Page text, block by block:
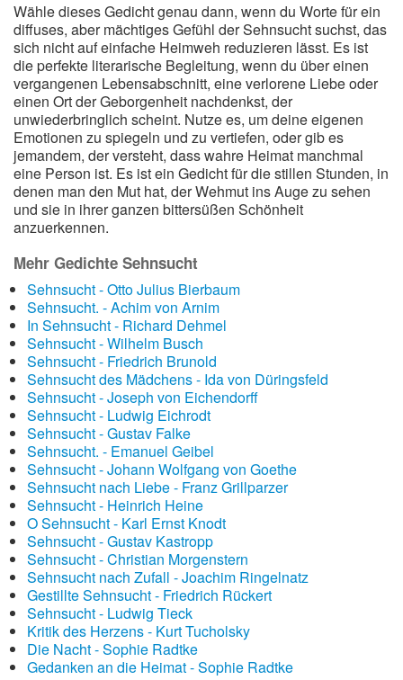
Wähle dieses Gedicht genau dann, wenn du Worte für ein
diffuses, aber mächtiges Gefühl der Sehnsucht suchst, das
sich nicht auf einfache Heimweh reduzieren lässt. Es ist
die perfekte literarische Begleitung, wenn du über einen
vergangenen Lebensabschnitt, eine verlorene Liebe oder
einen Ort der Geborgenheit nachdenkst, der
unwiederbringlich scheint. Nutze es, um deine eigenen
Emotionen zu spiegeln und zu vertiefen, oder gib es
jemandem, der versteht, dass wahre Heimat manchmal
eine Person ist. Es ist ein Gedicht für die stillen Stunden, in
denen man den Mut hat, der Wehmut ins Auge zu sehen
und sie in ihrer ganzen bittersüßen Schönheit
anzuerkennen.
Mehr Gedichte Sehnsucht
Sehnsucht - Otto Julius Bierbaum
Sehnsucht. - Achim von Arnim
In Sehnsucht - Richard Dehmel
Sehnsucht - Wilhelm Busch
Sehnsucht - Friedrich Brunold
Sehnsucht des Mädchens - Ida von Düringsfeld
Sehnsucht - Joseph von Eichendorff
Sehnsucht - Ludwig Eichrodt
Sehnsucht - Gustav Falke
Sehnsucht. - Emanuel Geibel
Sehnsucht - Johann Wolfgang von Goethe
Sehnsucht nach Liebe - Franz Grillparzer
Sehnsucht - Heinrich Heine
O Sehnsucht - Karl Ernst Knodt
Sehnsucht - Gustav Kastropp
Sehnsucht - Christian Morgenstern
Sehnsucht nach Zufall - Joachim Ringelnatz
Gestillte Sehnsucht - Friedrich Rückert
Sehnsucht - Ludwig Tieck
Kritik des Herzens - Kurt Tucholsky
Die Nacht - Sophie Radtke
Gedanken an die Heimat - Sophie Radtke